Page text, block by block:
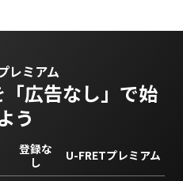
レミアム
「広告なし」で始
う
登録な
し
U-FRETプレミアム